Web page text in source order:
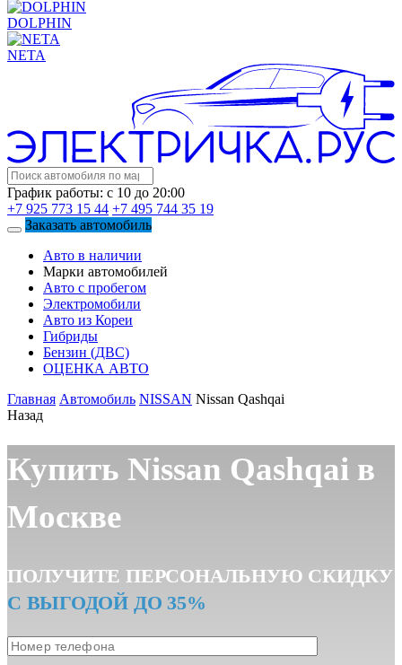
DOLPHIN
NETA
График работы: с 10 до 20:00
+7 925 773 15 44 +7 495 744 35 19
Заказать автомобиль
Авто в наличии
Марки автомобилей
Авто с пробегом
Электромобили
Авто из Кореи
Гибриды
Бензин (ДВС)
ОЦЕНКА АВТО
Главная Автомобиль NISSAN Nissan Qashqai
Назад
Купить Nissan Qashqai в
Москве
ПОЛУЧИТЕ ПЕРСОНАЛЬНУЮ СКИДКУ
С ВЫГОДОЙ ДО 35%